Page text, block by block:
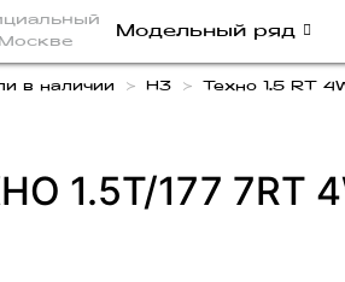
Модельный ряд
в наличии H3 Техно 1.5 RT
1.5T/177